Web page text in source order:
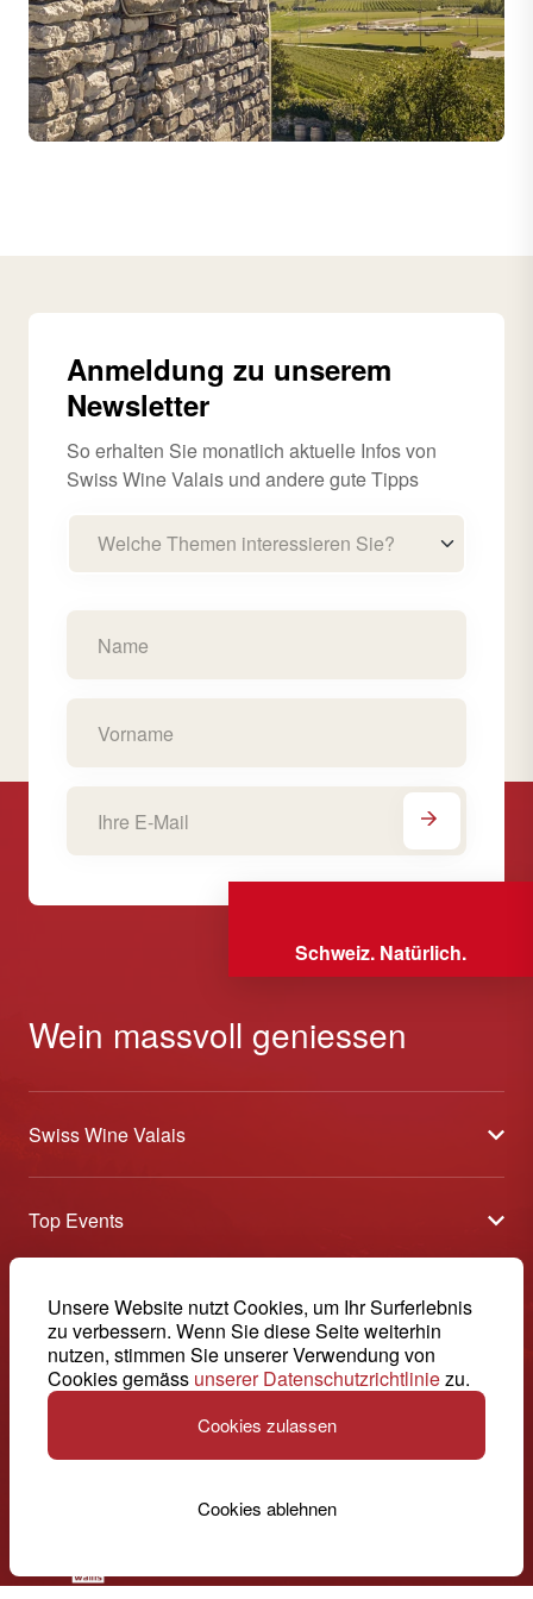
Unsere Website nutzt Cookies, um Ihr Surferlebnis
zu verbessern. Wenn Sie diese Seite weiterhin
nutzen, stimmen Sie unserer Verwendung von
Cookies gemäss unserer Datenschutzrichtliniezu.
Cookies zulassen
Cookies ablehnen
Anmeldung zu unserem
Newsletter
So erhalten Sie monatlich aktuelle Infos von
Swiss Wine Valais und andere gute Tipps
Welche Themen interessieren Sie?
Schweiz. Natürlich.
Wein massvoll geniessen
Swiss Wine Valais
Über uns
Allgemeine Geschäftsbedingungen
Medien
Kontakt
Top Events
Offene Weinkeller
Tavolata
Sélection (Ergebnisse)
Swiss Wine Valais - Avenue de la Gare 2 - CP 144 - 1964
Conthey - Suisse
info@swisswinevalais.ch
© 2026, Swiss Wine Valais
Deutsch (Schweiz)